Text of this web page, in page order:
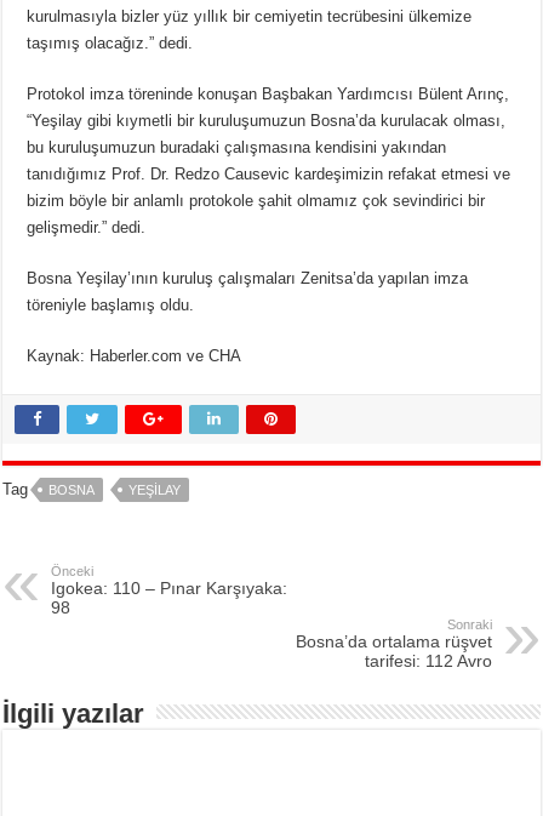
kurulmasıyla bizler yüz yıllık bir cemiyetin tecrübesini ülkemize
taşımış olacağız.” dedi.
Protokol imza töreninde konuşan Başbakan Yardımcısı Bülent Arınç,
“Yeşilay gibi kıymetli bir kuruluşumuzun Bosna’da kurulacak olması,
bu kuruluşumuzun buradaki çalışmasına kendisini yakından
tanıdığımız Prof. Dr. Redzo Causevic kardeşimizin refakat etmesi ve
bizim böyle bir anlamlı protokole şahit olmamız çok sevindirici bir
gelişmedir.” dedi.
Bosna Yeşilay’ının kuruluş çalışmaları Zenitsa’da yapılan imza
töreniyle başlamış oldu.
Kaynak: Haberler.com ve CHA
Tag BOSNA YEŞILAY
Önceki
Igokea: 110 – Pınar Karşıyaka:
98
Sonraki
Bosna’da ortalama rüşvet
tarifesi: 112 Avro
İlgili yazılar